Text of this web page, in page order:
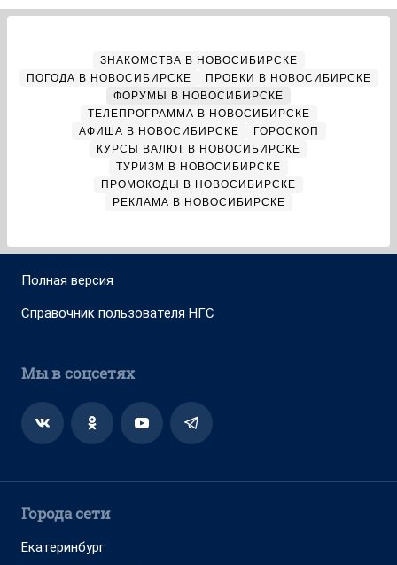
ЗНАКОМСТВА В НОВОСИБИРСКЕ
ПОГОДА В НОВОСИБИРСКЕ
ПРОБКИ В НОВОСИБИРСКЕ
ФОРУМЫ В НОВОСИБИРСКЕ
ТЕЛЕПРОГРАММА В НОВОСИБИРСКЕ
АФИША В НОВОСИБИРСКЕ
ГОРОСКОП
КУРСЫ ВАЛЮТ В НОВОСИБИРСКЕ
ТУРИЗМ В НОВОСИБИРСКЕ
ПРОМОКОДЫ В НОВОСИБИРСКЕ
РЕКЛАМА В НОВОСИБИРСКЕ
Полная версия
Справочник пользователя НГС
Мы в соцсетях
Города сети
Екатеринбург